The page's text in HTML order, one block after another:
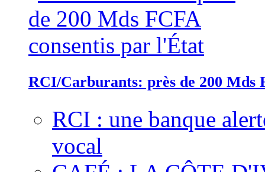
RCI/Carburants: près de 200 Mds
RCI : une banque
vocal